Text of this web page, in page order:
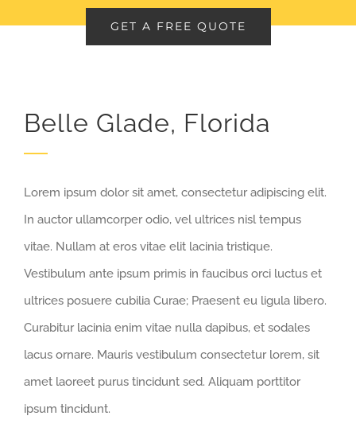
GET A FREE QUOTE
Belle Glade, Florida
Lorem ipsum dolor sit amet, consectetur adipiscing elit.
In auctor ullamcorper odio, vel ultrices nisl tempus
vitae. Nullam at eros vitae elit lacinia tristique.
Vestibulum ante ipsum primis in faucibus orci luctus et
ultrices posuere cubilia Curae; Praesent eu ligula libero.
Curabitur lacinia enim vitae nulla dapibus, et sodales
lacus ornare. Mauris vestibulum consectetur lorem, sit
amet laoreet purus tincidunt sed. Aliquam porttitor
ipsum tincidunt.